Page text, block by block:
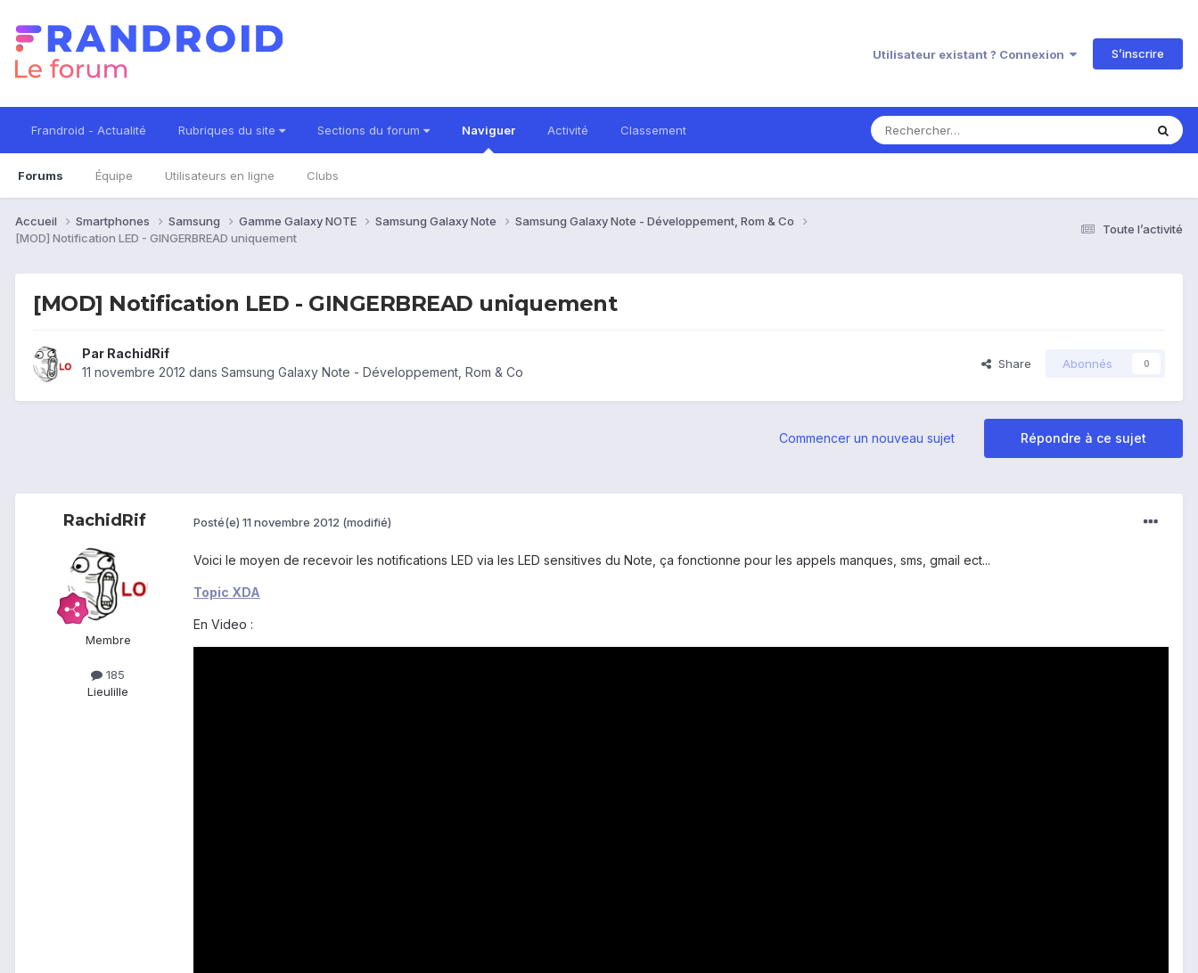
Utilisateur existant ? Connexion S’inscrire
Frandroid - Actualité Rubriques du site Sections du forum Naviguer
Forums Équipe Utilisateurs en ligne Clubs
Activité Classement
Toute l’activité
Accueil Smartphones Samsung Gamme Galaxy NOTE Samsung Galaxy Note
Samsung Galaxy Note - Développement, Rom & Co
[MOD] Notification LED - GINGERBREAD uniquement
[MOD] Notification LED - GINGERBREAD uniquement
Par RachidRif
11 novembre 2012 dans Samsung Galaxy Note - Développement, Rom & Co
Share Abonnés 0
Répondre à ce sujet
Commencer un nouveau sujet
RachidRif
Membre
185
Lieulille
Posté(e) 11 novembre 2012 (modifié)
Voici le moyen de recevoir les notifications LED via les LED sensitives du Note, ça fonctionne pour les appels manques, sms, gmail ect...
Topic XDA
En Video :